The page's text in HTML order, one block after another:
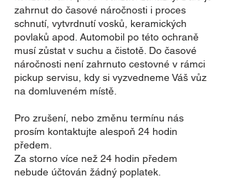
zahrnut do časové náročnosti i proces
schnutí, vytvrdnutí vosků, keramických
povlaků apod. Automobil po této ochraně
musí zůstat v suchu a čistotě. Do časové
náročnosti není zahrnuto cestovné v rámci
pickup servisu, kdy si vyzvedneme Váš vůz
na domluveném místě.
Pro zrušení, nebo změnu termínu nás
prosím kontaktujte alespoň 24 hodin
předem.
Za storno více než 24 hodin předem
nebude účtován žádný poplatek.